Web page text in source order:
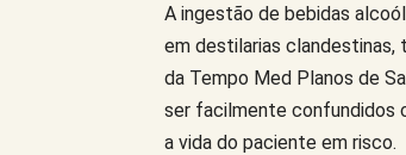
A ingestão de bebidas
em destilarias clandestinas,
da Tempo Med Planos de
ser facilmente confundidos
a vida do paciente em risco.